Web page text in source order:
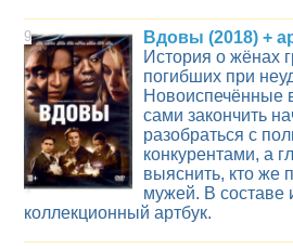
9
Вдовы (2018) +
История о жёнах
погибших при
Новоиспечённые
сами закончить
разобраться с
конкурентами, а
выяснить, кто же
мужей. В составе
коллекционный артбук.